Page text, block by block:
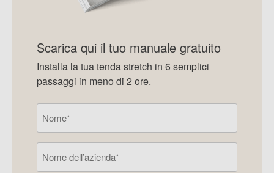
Scarica qui il tuo manuale gratuito
Installa la tua tenda stretch in 6 semplici
passaggi in meno di 2 ore.
dell’azienda